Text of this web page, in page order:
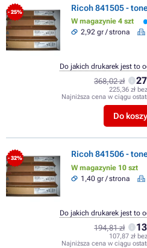
- 25% Ricoh 841505 -
W magazynie 4 szt
2,92 gr / strona
368,02 zł
225,36 zł
Najniższa cena w ciągu
Do
Do jakich drukarek jest to
- 32% Ricoh 841506 -
W magazynie 10 szt
1,40 gr / strona
194,81 zł
107,87 zł
Najniższa cena w ciągu
Do jakich drukarek jest to